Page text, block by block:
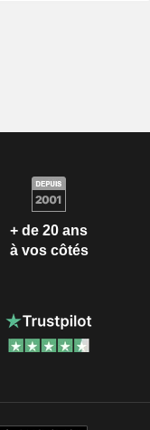
+ de 20 ans
à vos côtés